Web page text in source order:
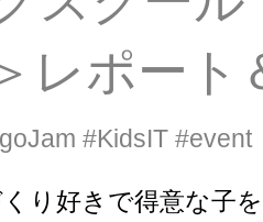
レポート
#KidsIT #event
り好きで得意な子